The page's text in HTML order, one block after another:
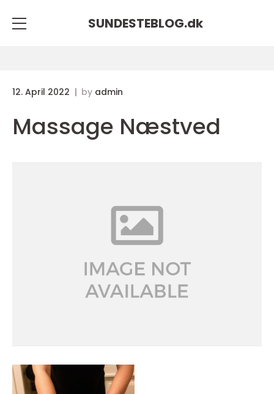
SUNDESTEBLOG.dk
12. April 2022 by admin
Massage Næstved